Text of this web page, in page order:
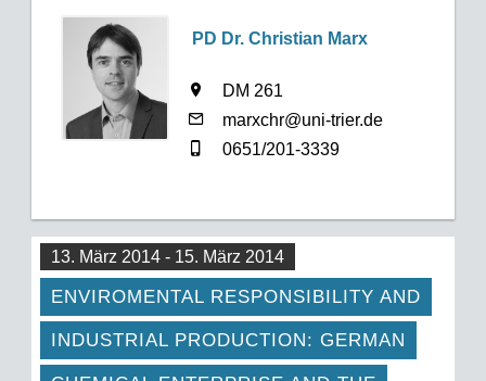
PD Dr. Christian Marx
DM 261
marxchr@uni-trier.de
0651/201-3339
13. März 2014 - 15. März 2014
ENVIROMENTAL RESPONSIBILITY AND
INDUSTRIAL PRODUCTION: GERMAN